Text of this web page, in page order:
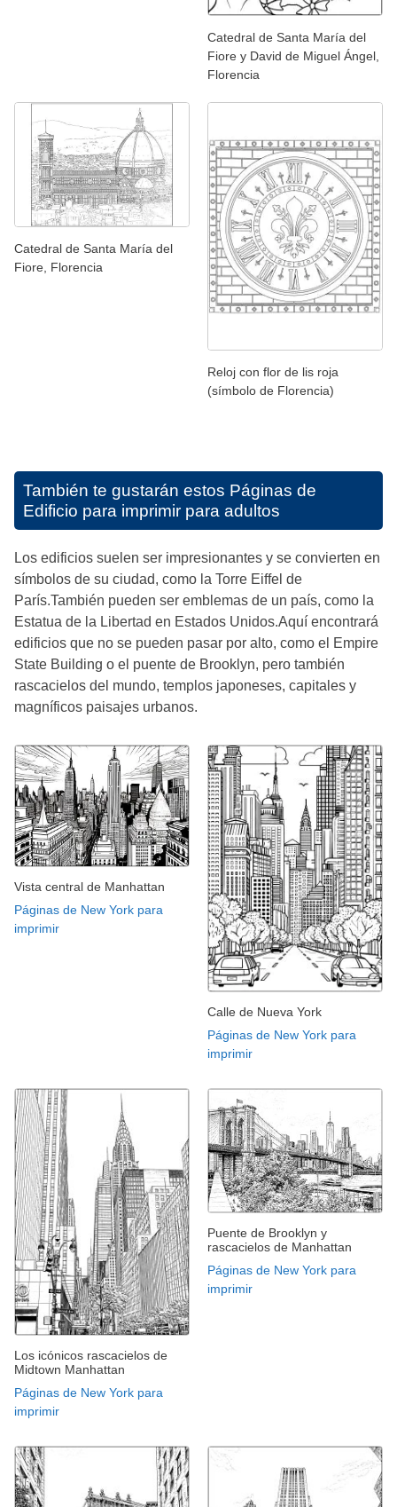
Catedral de Santa María del
Fiore y David de Miguel Ángel,
Florencia
Catedral de Santa María del
Fiore, Florencia
Reloj con flor de lis roja
(símbolo de Florencia)
También te gustarán estos Páginas de
Edificio para imprimir para adultos
Los edificios suelen ser impresionantes y se convierten en
símbolos de su ciudad, como la Torre Eiffel de
París.También pueden ser emblemas de un país, como la
Estatua de la Libertad en Estados Unidos.Aquí encontrará
edificios que no se pueden pasar por alto, como el Empire
State Building o el puente de Brooklyn, pero también
rascacielos del mundo, templos japoneses, capitales y
magníficos paisajes urbanos.
Vista central de Manhattan
Páginas de New York para
imprimir
Calle de Nueva York
Páginas de New York para
imprimir
Los icónicos rascacielos de
Midtown Manhattan
Páginas de New York para
imprimir
Puente de Brooklyn y
rascacielos de Manhattan
Páginas de New York para
imprimir